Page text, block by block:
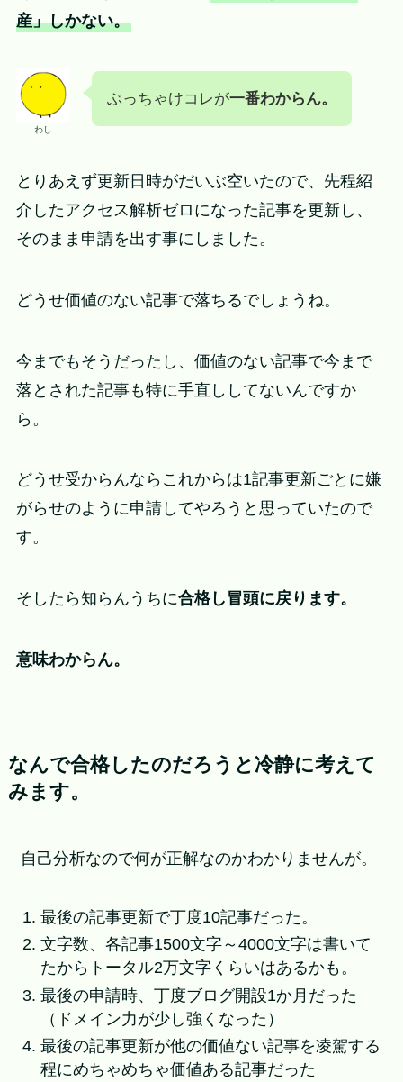
産」しかない。
わし
ぶっちゃけコレが一番わからん。
とりあえず更新日時がだいぶ空いたので、先程紹
介したアクセス解析ゼロになった記事を更新し、
そのまま申請を出す事にしました。
どうせ価値のない記事で落ちるでしょうね。
今までもそうだったし、価値のない記事で今まで
落とされた記事も特に手直ししてないんですか
ら。
どうせ受からんならこれからは1記事更新ごとに嫌
がらせのように申請してやろうと思っていたので
す。
そしたら知らんうちに合格し冒頭に戻ります。
意味わからん。
なんで合格したのだろうと冷静に考えて
みます。
自己分析なので何が正解なのかわかりませんが。
最後の記事更新で丁度10記事だった。
文字数、各記事1500文字～4000文字は書いて
たからトータル2万文字くらいはあるかも。
最後の申請時、丁度ブログ開設1か月だった
（ドメイン力が少し強くなった）
最後の記事更新が他の価値ない記事を凌駕する
程にめちゃめちゃ価値ある記事だった